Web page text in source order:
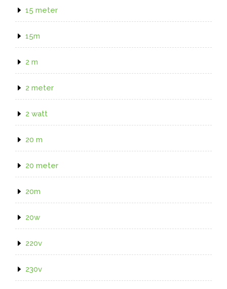
15 meter
15m
2 m
2 meter
2 watt
20 m
20 meter
20m
20w
220v
230v